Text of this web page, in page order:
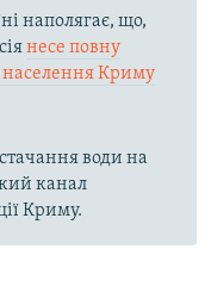
наполягає, що,
несе повну
населення Криму
води на
канал
Криму.